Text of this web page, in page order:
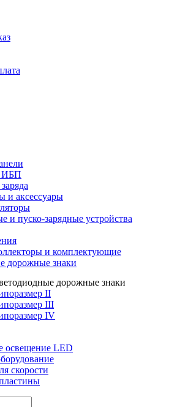
ИБП
и аксессуары
и пуско-зарядные устройства
и комплектующие
дорожные знаки
дорожные знаки
II
III
IV
освещение LED
скорости